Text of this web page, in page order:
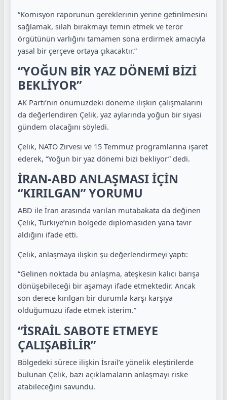
“Komisyon raporunun gereklerinin yerine getirilmesini
sağlamak, silah bırakmayı temin etmek ve terör
örgütünün varlığını tamamen sona erdirmek amacıyla
yasal bir çerçeve ortaya çıkacaktır.”
“YOĞUN BİR YAZ DÖNEMİ BİZİ
BEKLİYOR”
AK Parti’nin önümüzdeki döneme ilişkin çalışmalarını
da değerlendiren Çelik, yaz aylarında yoğun bir siyasi
gündem olacağını söyledi.
Çelik, NATO Zirvesi ve 15 Temmuz programlarına işaret
ederek, “Yoğun bir yaz dönemi bizi bekliyor” dedi.
İRAN-ABD ANLAŞMASI İÇİN
“KIRILGAN” YORUMU
ABD ile İran arasında varılan mutabakata da değinen
Çelik, Türkiye’nin bölgede diplomasiden yana tavır
aldığını ifade etti.
Çelik, anlaşmaya ilişkin şu değerlendirmeyi yaptı:
“Gelinen noktada bu anlaşma, ateşkesin kalıcı barışa
dönüşebileceği bir aşamayı ifade etmektedir. Ancak
son derece kırılgan bir durumla karşı karşıya
olduğumuzu ifade etmek isterim.”
“İSRAİL SABOTE ETMEYE
ÇALIŞABİLİR”
Bölgedeki sürece ilişkin İsrail’e yönelik eleştirilerde
bulunan Çelik, bazı açıklamaların anlaşmayı riske
atabileceğini savundu.